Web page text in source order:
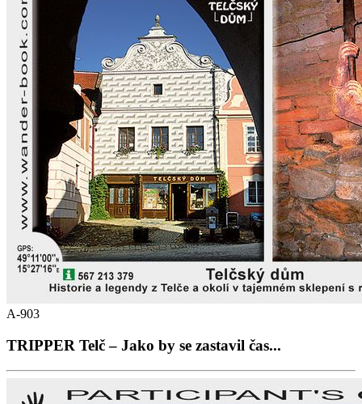
A-903
TRIPPER Telč – Jako by se zastavil čas...